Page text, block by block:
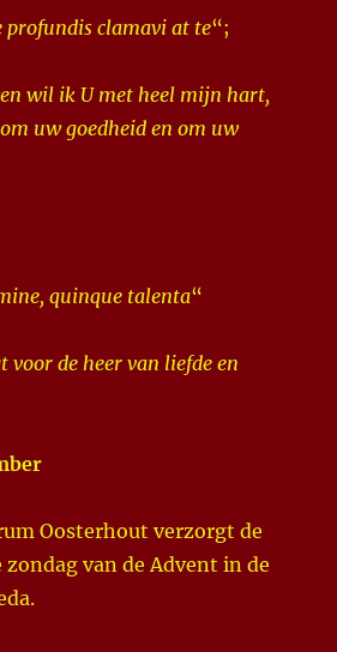
profundis clamavi at te“;
wil ik U met heel mijn hart,
uw goedheid en om uw
quinque talenta“
voor de heer van liefde en
Oosterhout verzorgt de
van de Advent in de